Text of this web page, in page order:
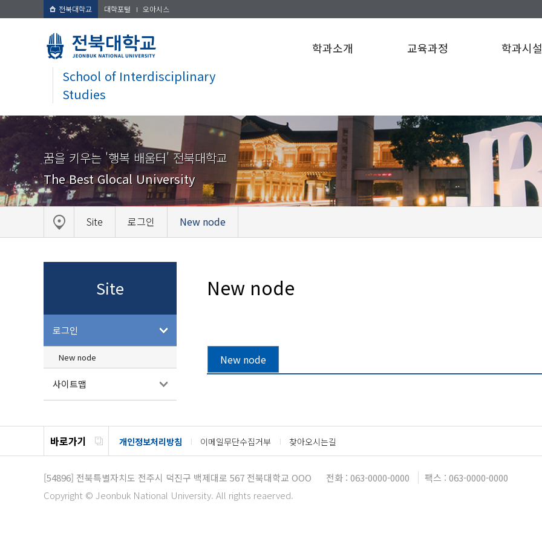
전북대학교 대학포털 오아시스
School of Interdisciplinary
Studies
학과소개 교육과정 학과시설
꿈을 키우는 '행복 배움터' 전북대학교
The Best Glocal University
Site 로그인 New node
Site
로그인
New node
사이트맵
New node
New node
바로가기 개인정보처리방침 이메일무단수집거부 찾아오시는길
[54896] 전북특별자치도 전주시 덕진구 백제대로 567 전북대학교 OOO 전화 : 063-0000-0000
팩스 : 063-0000-0000
Copyright © Jeonbuk National University. All rights reaerved.